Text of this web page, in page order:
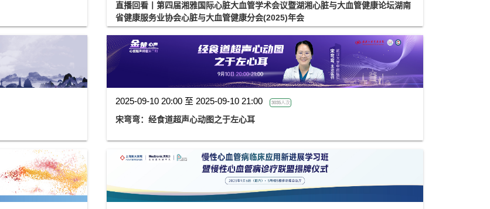
直播回看丨第四届湘雅国际心脏大血管学术会议暨湖湘心脏与大血管健康论坛湖南
省健康服务业协会心脏与大血管健康分会(2025)年会
2025-09-10 20:00 至 2025-09-10 21:00 3035人次
宋弯弯：经食道超声心动图之于左心耳